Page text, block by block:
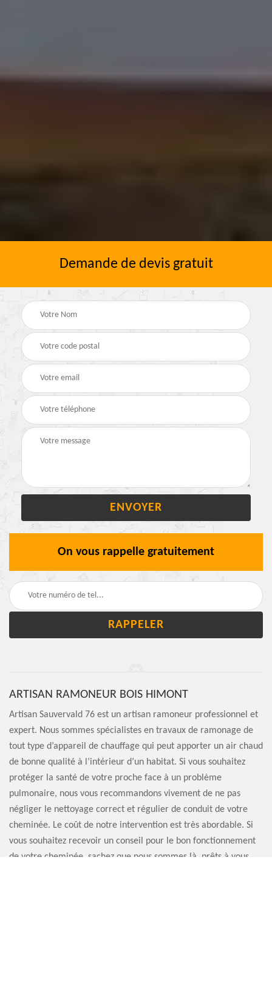
Demande de devis gratuit
On vous rappelle gratuitement
ARTISAN RAMONEUR BOIS HIMONT
Artisan Sauvervald 76 est un artisan ramoneur professionnel et
expert. Nous sommes spécialistes en travaux de ramonage de
tout type d’appareil de chauffage qui peut apporter un air chaud
de bonne qualité à l’intérieur d’un habitat. Si vous souhaitez
protéger la santé de votre proche face à un problème
pulmonaire, nous vous recommandons vivement de ne pas
négliger le nettoyage correct et régulier de conduit de votre
cheminée. Le coût de notre intervention est très abordable. Si
vous souhaitez recevoir un conseil pour le bon fonctionnement
de votre cheminée, sachez que nous sommes là, prêts à vous